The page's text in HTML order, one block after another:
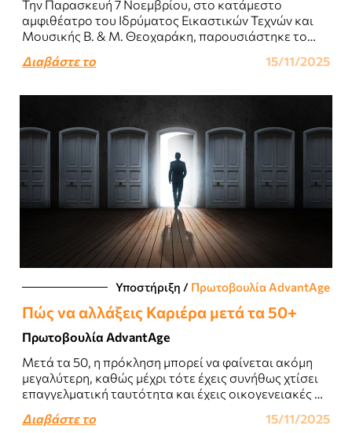
Την Παρασκευή 7 Νοεμβρίου, στο κατάμεστο
αμφιθέατρο του Ιδρύματος Εικαστικών Τεχνών και
Μουσικής Β. & Μ. Θεοχαράκη, παρουσιάστηκε το
Θεόδωρου..
Διαβάστε το 15/11/2025
Υποστήριξη / Πρωτοβουλία AdvantAge
Πώς να αλλάξεις Καριέρα μετά τα 50+
Πρωτοβουλία AdvantAge
Μετά τα 50, η πρόκληση μπορεί να φαίνεται ακόμη
μεγαλύτερη, καθώς μέχρι τότε έχεις συνήθως χτίσει
επαγγελματική ταυτότητα και έχεις οικογενειακές ή
Διαβάστε το 15/11/2025